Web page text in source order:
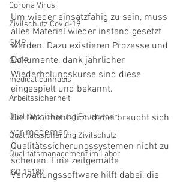
Corona Virus
Zivilschutz Covid-19
GMP
GACP
medical cannabis
Arbeitssicherheit
Qualitätssicherung Feuerwehr
Qualitätssicherung Zivilschutz
Qualitätsmanagement im Labor
ISO 15189
Um wieder einsatzfähig zu sein, muss
alles Material wieder instand gesetzt
werden. Dazu existieren Prozesse und
Dokumente, dank jährlicher
Wiederholungskurse sind diese
eingespielt und bekannt.
Die Dokumentation dabei braucht sich
vor modernen
Qualitätssicherungssystemen nicht zu
scheuen. Eine zeitgemäße
Verwaltungssoftware hilft dabei, die